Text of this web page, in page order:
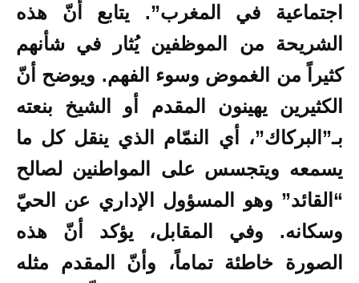
اجتماعية في المغرب”. يتابع أنّ هذه
الشريحة من الموظفين يُثار في شأنهم
كثيراً من الغموض وسوء الفهم. ويوضح أنّ
الكثيرين يهينون المقدم أو الشيخ بنعته
بـ”البركاك”، أي النمّام الذي ينقل كل ما
يسمعه ويتجسس على المواطنين لصالح
“القائد” وهو المسؤول الإداري عن الحيّ
وسكانه. وفي المقابل، يؤكد أنّ هذه
الصورة خاطئة تماماً، وأنّ المقدم مثله